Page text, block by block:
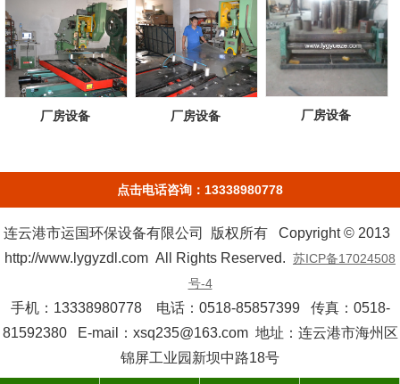
厂房设备 厂房设备 厂房设备
点击电话咨询：13338980778
连云港市运国环保设备有限公司 版权所有 Copyright © 2013
http://www.lygyzdl.com All Rights Reserved. 苏ICP备17024508
号-4
手机：13338980778 电话：0518-85857399 传真：0518-
81592380 E-mail：xsq235@163.com 地址：连云港市海州区
锦屏工业园新坝中路18号